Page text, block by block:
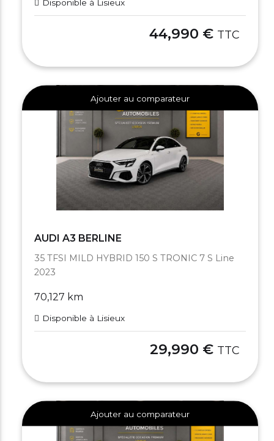
Disponible à Lisieux
44,990 € TTC
Ajouter au comparateur
AUDI A3 BERLINE
35 TFSI MILD HYBRID 150 S TRONIC 7 S Line
2023
70,127 km
Disponible à Lisieux
29,990 € TTC
Ajouter au comparateur